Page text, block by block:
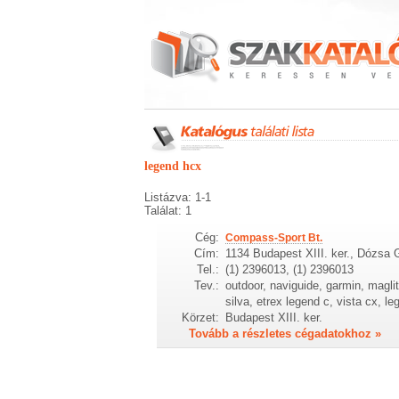
legend hcx
Listázva: 1-1
Találat: 1
Cég: Compass-Sport Bt.
Cím: 1134 Budapest XIII. ker., Dózsa
Tel.: (1) 2396013, (1) 2396013
Tev.: outdoor, naviguide, garmin,
silva, etrex legend c, vista cx,
Körzet: Budapest XIII. ker.
Tovább a részletes cégadatokhoz »